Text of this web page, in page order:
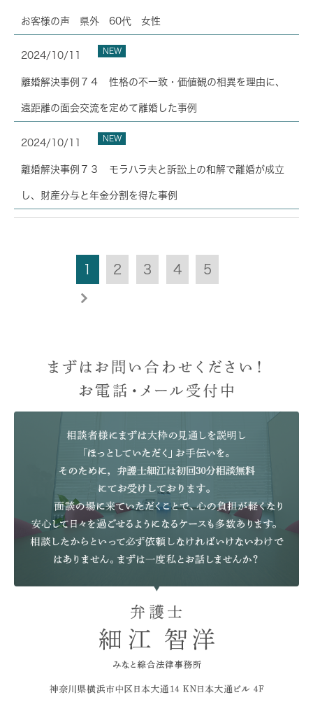
お客様の声 県外 60代 女性
2024/10/11 NEW
離婚解決事例７４ 性格の不一致・価値観の相異を理由に、
遠距離の面会交流を定めて離婚した事例
2024/10/11 NEW
離婚解決事例７３ モラハラ夫と訴訟上の和解で離婚が成立
し、財産分与と年金分割を得た事例
1 2 3 4 5